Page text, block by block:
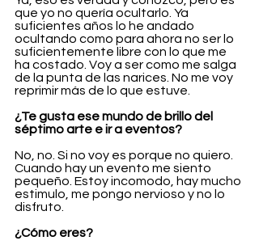
que yo no quería ocultarlo. Ya
suficientes años lo he andado
ocultando como para ahora no ser lo
suficientemente libre con lo que me
ha costado. Voy a ser como me salga
de la punta de las narices. No me voy
reprimir más de lo que estuve.
¿Te gusta ese mundo de brillo del
séptimo arte e ir a eventos?
No, no. Si no voy es porque no quiero.
Cuando hay un evento me siento
pequeño. Estoy incomodo, hay mucho
estimulo, me pongo nervioso y no lo
disfruto.
¿Cómo eres?